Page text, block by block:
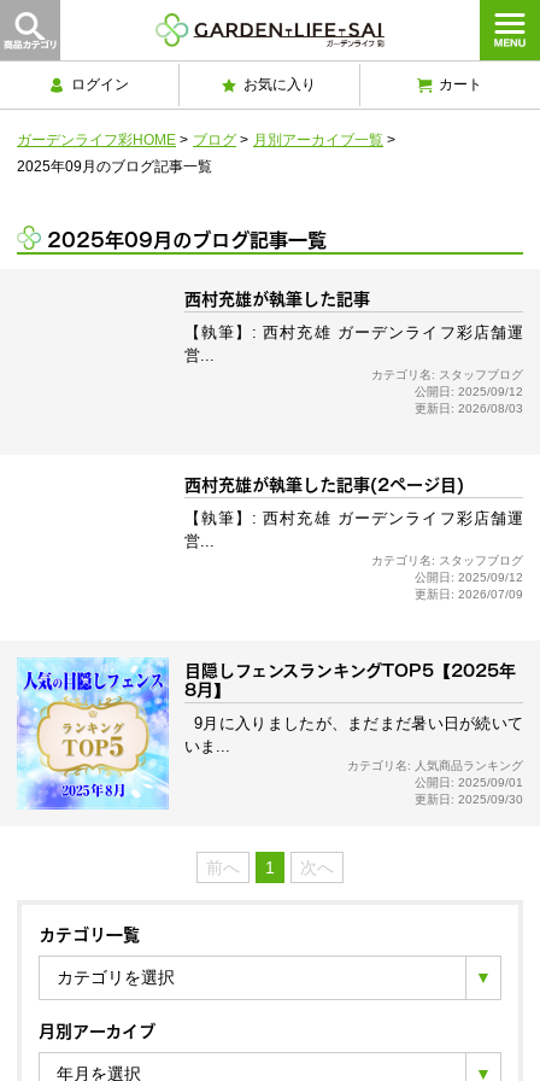
ログイン お気に入り カート
ガーデンライフ彩HOME > ブログ > 月別アーカイブ一覧 >
2025年09月のブログ記事一覧
2025年09月のブログ記事一覧
西村充雄が執筆した記事
【執筆】: 西村充雄 ガーデンライフ彩店舗運
営...
カテゴリ名: スタッフブログ
公開日: 2025/09/12
更新日: 2026/08/03
西村充雄が執筆した記事(2ページ目)
【執筆】: 西村充雄 ガーデンライフ彩店舗運
営...
カテゴリ名: スタッフブログ
公開日: 2025/09/12
更新日: 2026/07/09
目隠しフェンスランキングTOP5【2025年
8月】
9月に入りましたが、まだまだ暑い日が続いて
いま...
カテゴリ名: 人気商品ランキング
公開日: 2025/09/01
更新日: 2025/09/30
前へ 1 次へ
カテゴリ一覧
カテゴリを選択
月別アーカイブ
年月を選択